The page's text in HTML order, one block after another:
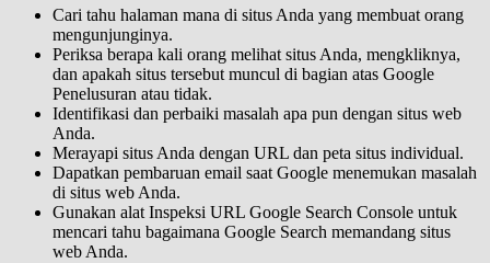
Cari tahu halaman mana di situs Anda yang membuat orang
mengunjunginya.
Periksa berapa kali orang melihat situs Anda, mengkliknya,
dan apakah situs tersebut muncul di bagian atas Google
Penelusuran atau tidak.
Identifikasi dan perbaiki masalah apa pun dengan situs web
Anda.
Merayapi situs Anda dengan URL dan peta situs individual.
Dapatkan pembaruan email saat Google menemukan masalah
di situs web Anda.
Gunakan alat Inspeksi URL Google Search Console untuk
mencari tahu bagaimana Google Search memandang situs
web Anda.